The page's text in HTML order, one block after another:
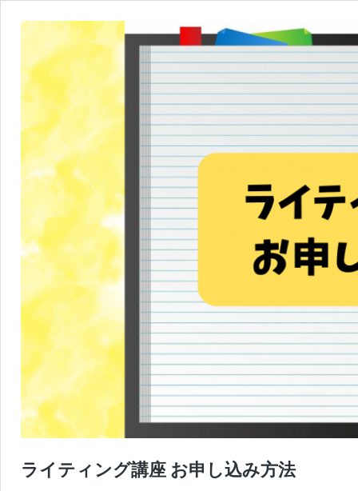
ライティング講座 お申し込み方法